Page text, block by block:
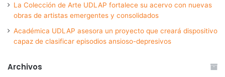
La Colección de Arte UDLAP fortalece su acervo con nuevas
obras de artistas emergentes y consolidados
Académica UDLAP asesora un proyecto que creará dispositivo
capaz de clasificar episodios ansioso-depresivos
Archivos